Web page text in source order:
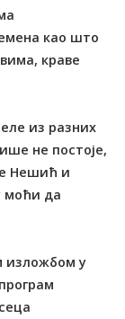
као што
краве
из разних
не постоје,
Нешић и
моћи да
изложбом у